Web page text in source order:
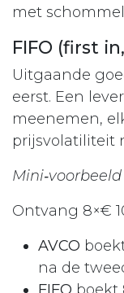
met
FIFO (first
Uitgaande
eerst. Een
meenemen,
prijsvolatiliteit
Mini‑voorbeeld
Ontvang 8×€
AVCO
na de